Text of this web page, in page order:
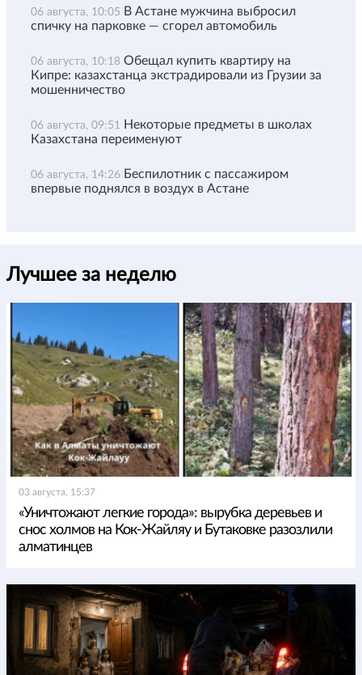
06 августа, 10:05 В Астане мужчина выбросил
спичку на парковке — сгорел автомобиль
06 августа, 10:18 Обещал купить квартиру на
Кипре: казахстанца экстрадировали из Грузии за
мошенничество
06 августа, 09:51
Некоторые предметы в школах
Казахстана переименуют
06 августа, 14:26 Беспилотник с пассажиром
впервые поднялся в воздух в Астане
Лучшее за неделю
03 августа, 15:37
«Уничтожают легкие города»: вырубка деревьев и
снос холмов на Кок-Жайляу и Бутаковке разозлили
алматинцев